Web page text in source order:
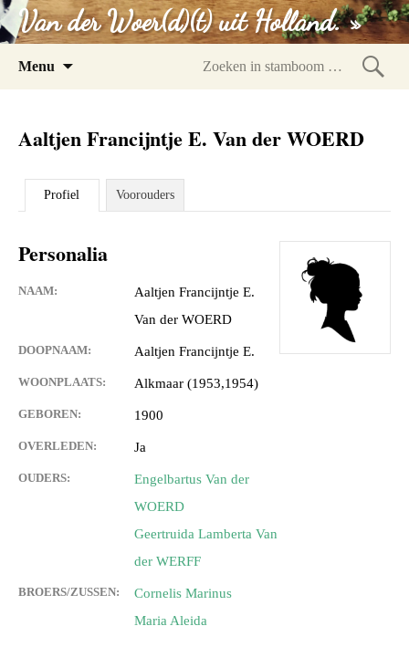
Van der Woer(d)(t) uit Holland. »
Menu
Aaltjen Francijntje E. Van der WOERD
Profiel Voorouders
Personalia
NAAM:
Aaltjen Francijntje E.
Van der WOERD
DOOPNAAM: Aaltjen Francijntje E.
WOONPLAATS: Alkmaar (1953,1954)
GEBOREN: 1900
OVERLEDEN: Ja
OUDERS:
Engelbartus Van der
WOERD
Geertruida Lamberta Van
der WERFF
BROERS/ZUSSEN:
Cornelis Marinus
Maria Aleida